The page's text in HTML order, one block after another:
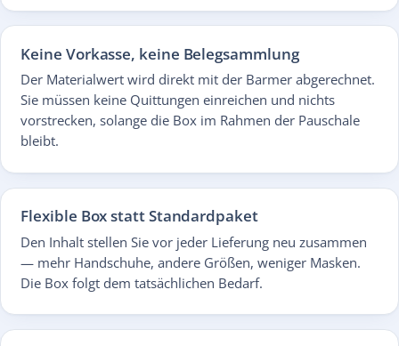
Keine Vorkasse, keine Belegsammlung
Der Materialwert wird direkt mit der Barmer abgerechnet.
Sie müssen keine Quittungen einreichen und nichts
vorstrecken, solange die Box im Rahmen der Pauschale
bleibt.
Flexible Box statt Standardpaket
Den Inhalt stellen Sie vor jeder Lieferung neu zusammen
— mehr Handschuhe, andere Größen, weniger Masken.
Die Box folgt dem tatsächlichen Bedarf.